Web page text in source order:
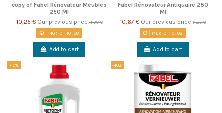
copy of Fabel Rénovateur Meubles
250 Ml
10,25 € Our previous price11,39 €
146d.01 :10:08
Add to cart
Fabel Rénovateur Antiquaire 250
Ml
10,67 € Our previous price 11,85 €
146d.01 :10:08
Add to cart
-10% -10%